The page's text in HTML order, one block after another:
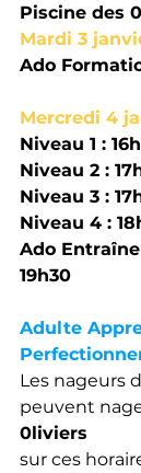
Piscine des
Mardi 3
Ado
Mercredi 4
Niveau 1 :
Niveau 2 :
Niveau 3 :
Niveau 4 :
Ado
19h30
Adulte
Les nageurs
peuvent
0liviers
sur ces